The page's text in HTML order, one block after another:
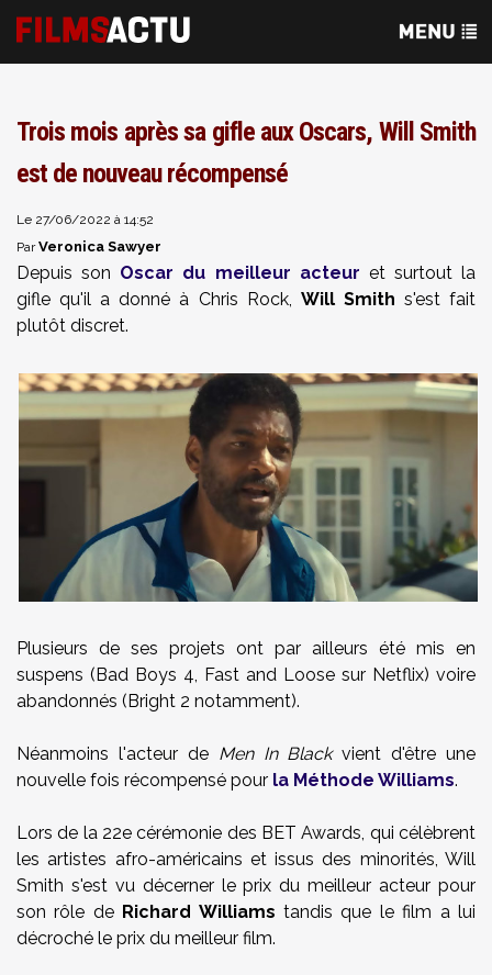
Trois mois après sa gifle aux Oscars, Will Smith
est de nouveau récompensé
Le 27/06/2022 à 14:52
ParVeronica Sawyer
Depuis son Oscar du meilleur acteur et surtout la
gifle qu'il a donné à Chris Rock, Will Smith s'est fait
plutôt discret.
Plusieurs de ses projets ont par ailleurs été mis en
suspens (Bad Boys 4, Fast and Loose sur Netflix) voire
abandonnés (Bright 2 notamment).
Néanmoins l'acteur de Men In Blackvient d'être une
nouvelle fois récompensé pour la Méthode Williams.
Lors de la 22e cérémonie des BET Awards, qui célèbrent
les artistes afro-américains et issus des minorités, Will
Smith s'est vu décerner le prix du meilleur acteur pour
son rôle de Richard Williams tandis que le film a lui
décroché le prix du meilleur film.